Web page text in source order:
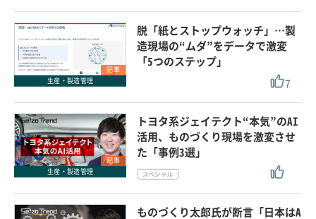
記事
生産・製造管理
脱「紙とストップウォッチ」…製
造現場の“ムダ”をデータで激変
「5つのステップ」
7
記事
生産・製造管理
トヨタ系ジェイテクト“本気”のAI
活用、ものづくり現場を激変させ
た「事例3選」
ものづくり太郎氏が断言「日本はA